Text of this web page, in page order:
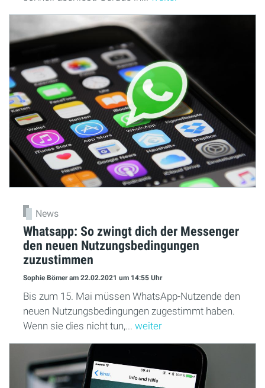
News
Whatsapp: So zwingt dich der Messenger
den neuen Nutzungsbedingungen
zuzustimmen
Sophie Bömeram 22.02.2021 um 14:55 Uhr
Bis zum 15. Mai müssen WhatsApp-Nutzende den
neuen Nutzungsbedingungen zugestimmt haben.
Wenn sie dies nicht tun,... weiter